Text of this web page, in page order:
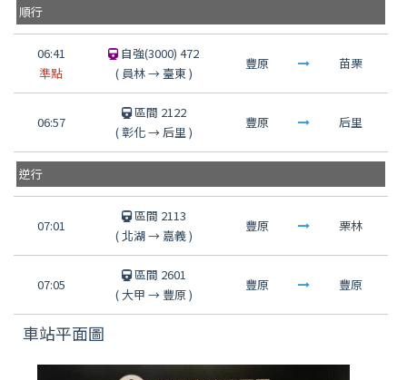
順行
06:41
準點
自強(3000) 472
( 員林→臺東)
豐原 苗栗
06:57
區間 2122
(彰化→后里)
豐原 后里
逆行
07:01
區間 2113
(北湖→ 嘉義)
豐原 栗林
07:05
區間 2601
(大甲 → 豐原)
豐原 豐原
車站平面圖